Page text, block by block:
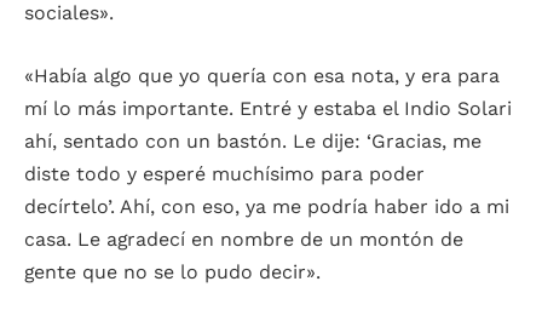
sociales».
«Había algo que yo quería con esa nota, y era para
mí lo más importante. Entré y estaba el Indio Solari
ahí, sentado con un bastón. Le dije: ‘Gracias, me
diste todo y esperé muchísimo para poder
decírtelo’. Ahí, con eso, ya me podría haber ido a mi
casa. Le agradecí en nombre de un montón de
gente que no se lo pudo decir».